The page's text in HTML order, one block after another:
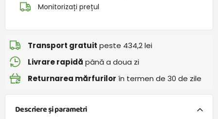
Monitorizați prețul
Transport gratuit peste 434,2 lei
Livrare rapidă până a doua zi
Returnarea mărfurilor în termen de 30 de zile
Descriere și parametri